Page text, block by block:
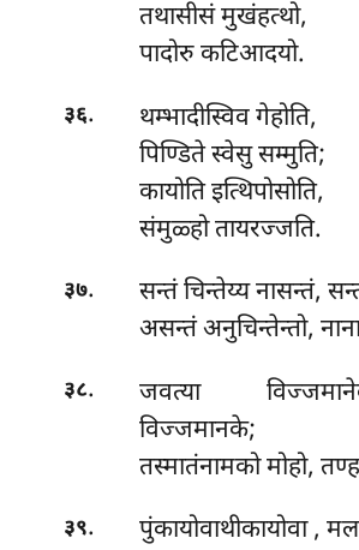
तथासीसं मुखंहत्थो,
पादोरु कटिआदयो.
३६.
थम्भादीस्विव गेहोति,
पिण्डिते स्वेसु सम्मुति;
कायोति इत्थिपोसोति,
संमुळ्हो तायरज्जति.
३७. सन्तंचिन्तेय्य नासन्तं,
असन्तं अनुचिन्तेन्तो,
३८.
जवत्या
विज्जमानके;
तस्मातंनामको मोहो,
३९. पुंकायोवाथीकायोवा,